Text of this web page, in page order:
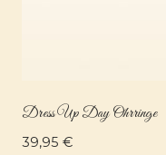
Dress Up Day Ohrringe
39,95 €